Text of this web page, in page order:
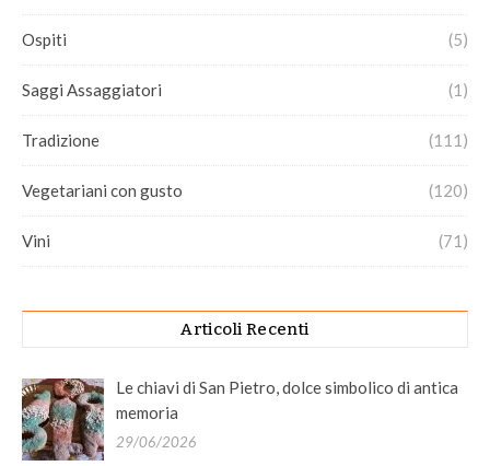
Ospiti (5)
Saggi Assaggiatori (1)
Tradizione (111)
Vegetariani con gusto (120)
Vini (71)
Articoli Recenti
Le chiavi di San Pietro, dolce simbolico di antica
memoria
29/06/2026